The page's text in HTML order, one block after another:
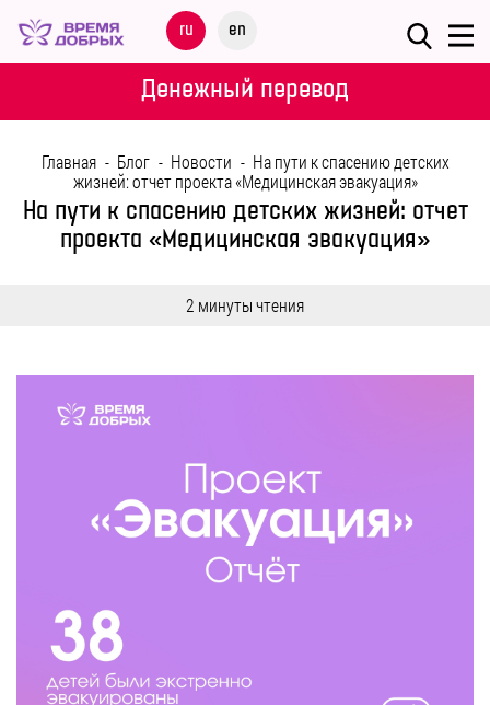
ru en
Меню
НАШИ
ДЕТИ
МЕРОПРИЯТИЯ
Денежный перевод
Главная - Блог - Новости - На пути к спасению детских
жизней: отчет проекта «Медицинская эвакуация»
На пути к спасению детских жизней: отчет
проекта «Медицинская эвакуация»
2 минуты чтения